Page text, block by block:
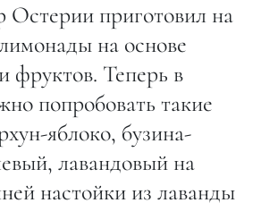
Остерии приготовил на
на основе
фруктов. Теперь в
попробовать такие
яблоко, бузина-
лавандовый на
настойки из лаванды